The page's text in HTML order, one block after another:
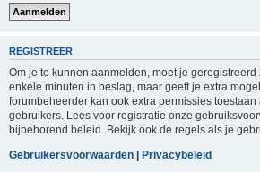
REGISTREER
Om je te kunnen aanmelden, moet je
enkele minuten in beslag, maar geeft je extra
forumbeheerder kan ook extra permissies
gebruikers. Lees voor registratie onze
bijbehorend beleid. Bekijk ook de regels als je
Gebruikersvoorwaarden | Privacybeleid